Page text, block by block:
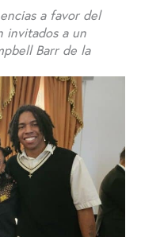
a favor del
invitados a un
Barr de la